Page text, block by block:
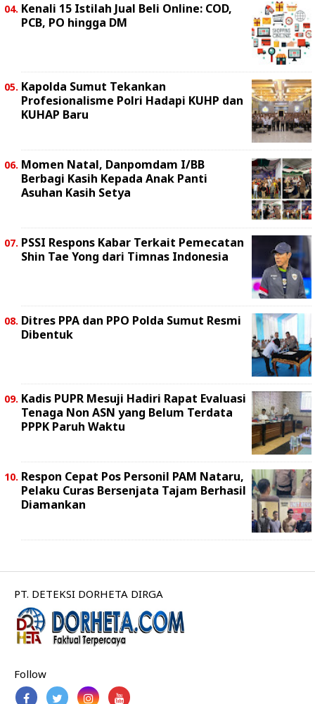
Kenali 15 Istilah Jual Beli Online: COD,
PCB, PO hingga DM
Kapolda Sumut Tekankan
Profesionalisme Polri Hadapi KUHP dan
KUHAP Baru
Momen Natal, Danpomdam I/BB
Berbagi Kasih Kepada Anak Panti
Asuhan Kasih Setya
PSSI Respons Kabar Terkait Pemecatan
Shin Tae Yong dari Timnas Indonesia
Ditres PPA dan PPO Polda Sumut Resmi
Dibentuk
Kadis PUPR Mesuji Hadiri Rapat Evaluasi
Tenaga Non ASN yang Belum Terdata
PPPK Paruh Waktu
Respon Cepat Pos Personil PAM Nataru,
Pelaku Curas Bersenjata Tajam Berhasil
Diamankan
PT. DETEKSI DORHETA DIRGA
Follow